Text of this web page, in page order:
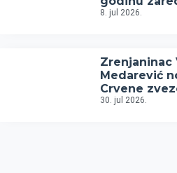
8. jul 2026.
Zrenjaninac
Medarević
Crvene
30. jul 2026.